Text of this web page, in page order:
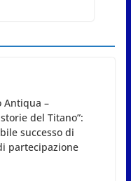
più alberi: San
sulla
per
e rischio